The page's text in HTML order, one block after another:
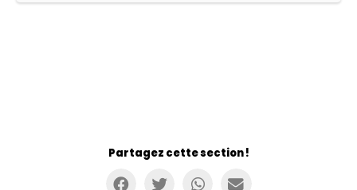
Partagez cette section !